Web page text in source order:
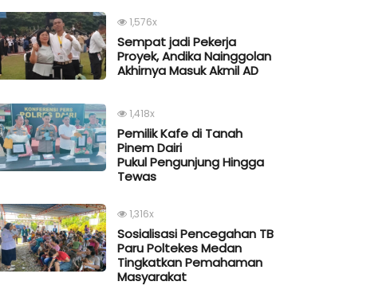
1,576x
Sempat jadi Pekerja
Proyek, Andika Nainggolan
Akhirnya Masuk Akmil AD
1,418x
Pemilik Kafe di Tanah
Pinem Dairi
Pukul Pengunjung Hingga
Tewas
1,316x
Sosialisasi Pencegahan TB
Paru Poltekes Medan
Tingkatkan Pemahaman
Masyarakat